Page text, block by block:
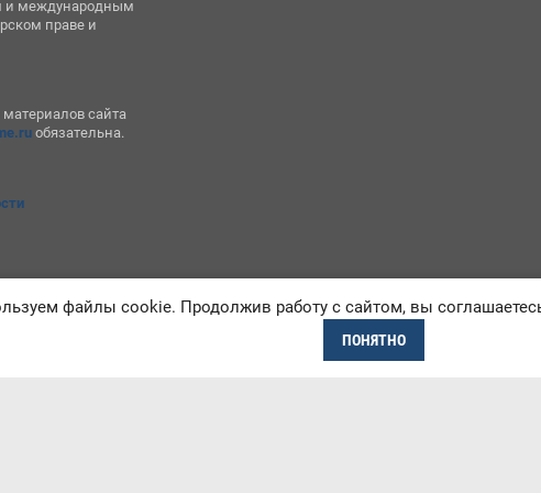
и международным
праве и
сайта
обязательна.
файлы cookie. Продолжив работу с сайтом, вы
ПОНЯТНО